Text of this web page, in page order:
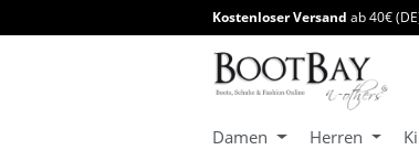
Zur Hauptnavigation springen
Kostenloser Versand ab 40€
Damen Herren